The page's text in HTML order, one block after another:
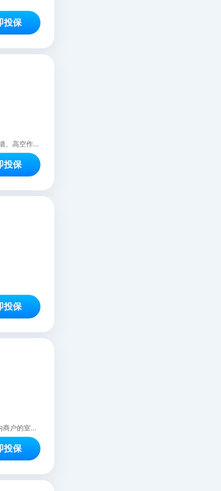
投保
工人年龄为16-65岁，本产品仅承保4类室内装修工人。不适用被保险人从事楼宇外墙、高空作业等行业。不适用劳务派遣公司投保。
投保
投保
本保险产品只适用于承保年龄16-65周岁（含65周岁）的商业综合体商铺及写字楼内商户的室内装修工人。在装修过程中遭受意外伤害，保险人按照本保险合同的约定承担保险金给付责任。 本保险合同所称意外伤害，指以外来的、突发的、非本意的和非疾病的客观事件为直接且单独的原因致使身体受到的伤害。
投保